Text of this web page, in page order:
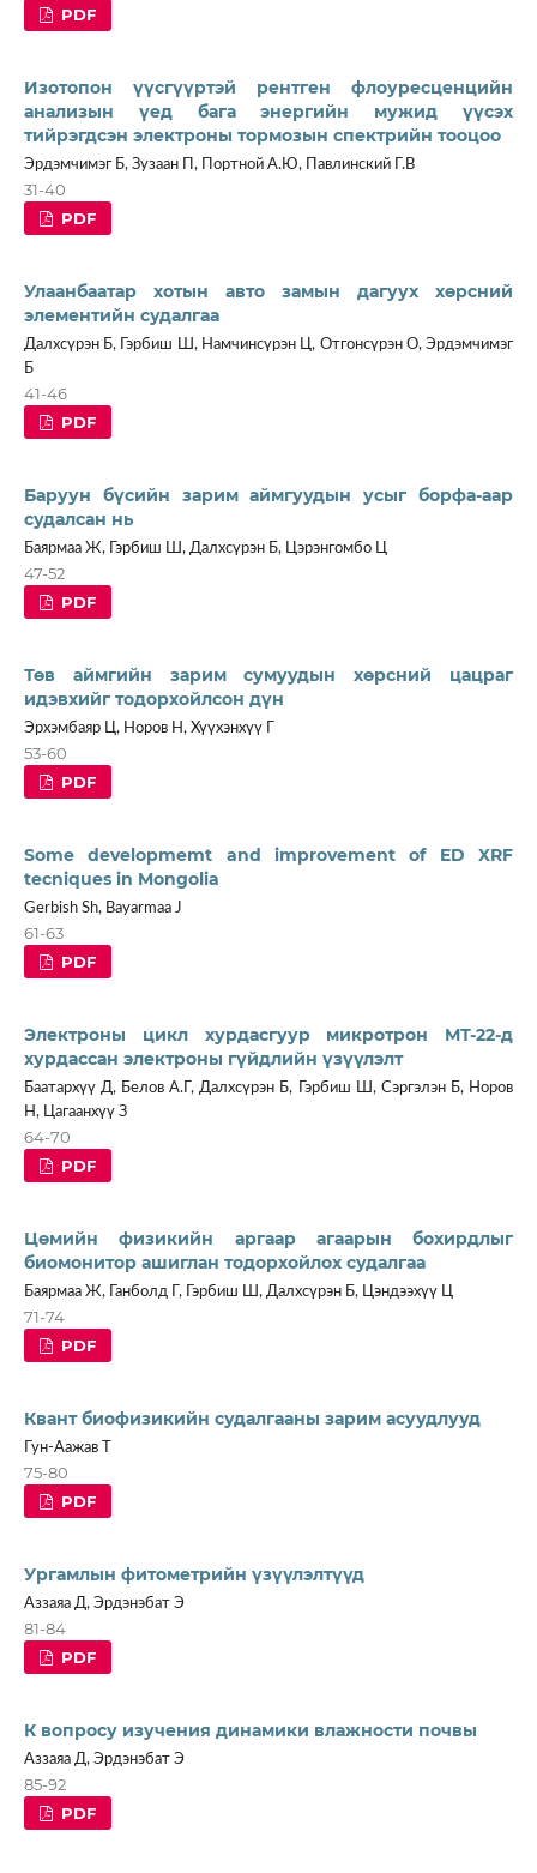
PDF
Изотопон үүсгүүртэй рентген флоуресценцийн
анализын үед бага энергийн мужид үүсэх
тийрэгдсэн электроны тормозын спектрийн тооцоо
Эрдэмчимэг Б, Зузаан П, Портной А.Ю, Павлинский Г.В
31-40
PDF
Улаанбаатар хотын авто замын дагуух хөрсний
элементийн судалгаа
Далхсүрэн Б, Гэрбиш Ш, Намчинсүрэн Ц, Отгонсүрэн О, Эрдэмчимэг
Б
41-46
PDF
Баруун бүсийн зарим аймгуудын усыг борфа-аар
судалсан нь
Баярмаа Ж, Гэрбиш Ш, Далхсүрэн Б, Цэрэнгомбо Ц
47-52
PDF
Төв аймгийн зарим сумуудын хөрсний цацраг
идэвхийг тодорхойлсон дүн
Эрхэмбаяр Ц, Норов Н, Хүүхэнхүү Г
53-60
PDF
Some developmemt and improvement of ED XRF
tecniques in Mongolia
Gerbish Sh, Bayarmaa J
61-63
PDF
Электроны цикл хурдасгуур микротрон МТ-22-д
хурдассан электроны гүйдлийн үзүүлэлт
Баатархүү Д, Белов А.Г, Далхсүрэн Б, Гэрбиш Ш, Сэргэлэн Б, Норов
Н, Цагаанхүү З
64-70
PDF
Цөмийн физикийн аргаар агаарын бохирдлыг
биомонитор ашиглан тодорхойлох судалгаа
Баярмаа Ж, Ганболд Г, Гэрбиш Ш, Далхсүрэн Б, Цэндээхүү Ц
71-74
PDF
Квант биофизикийн судалгааны зарим асуудлууд
Гун-Аажав Т
75-80
PDF
Ургамлын фитометрийн үзүүлэлтүүд
Аззаяа Д, Эрдэнэбат Э
81-84
PDF
К вопросу изучения динамики влажности почвы
Аззаяа Д, Эрдэнэбат Э
85-92
PDF